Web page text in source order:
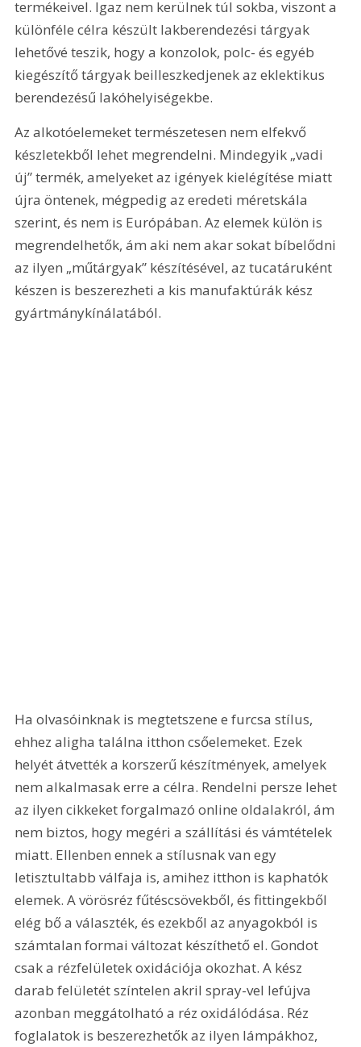
termékeivel. Igaz nem kerülnek túl sokba, viszont a
különféle célra készült lakberendezési tárgyak
lehetővé teszik, hogy a konzolok, polc- és egyéb
kiegészítő tárgyak beilleszkedjenek az eklektikus
berendezésű lakóhelyiségekbe.
Az alkotóelemeket természetesen nem elfekvő
készletekből lehet megrendelni. Mindegyik „vadi
új” termék, amelyeket az igények kielégítése miatt
újra öntenek, mégpedig az eredeti méretskála
szerint, és nem is Európában. Az elemek külön is
megrendelhetők, ám aki nem akar sokat bíbelődni
az ilyen „műtárgyak” készítésével, az tucatáruként
készen is beszerezheti a kis manufaktúrák kész
gyártmánykínálatából.
Ha olvasóinknak is megtetszene e furcsa stílus,
ehhez aligha találna itthon csőelemeket. Ezek
helyét átvették a korszerű készítmények, amelyek
nem alkalmasak erre a célra. Rendelni persze lehet
az ilyen cikkeket forgalmazó online oldalakról, ám
nem biztos, hogy megéri a szállítási és vámtételek
miatt. Ellenben ennek a stílusnak van egy
letisztultabb válfaja is, amihez itthon is kaphatók
elemek. A vörösréz fűtéscsövekből, és fittingekből
elég bő a választék, és ezekből az anyagokból is
számtalan formai változat készíthető el. Gondot
csak a rézfelületek oxidációja okozhat. A kész
darab felületét színtelen akril spray-vel lefújva
azonban meggátolható a réz oxidálódása. Réz
foglalatok is beszerezhetők az ilyen lámpákhoz,